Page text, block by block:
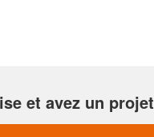
et avez un